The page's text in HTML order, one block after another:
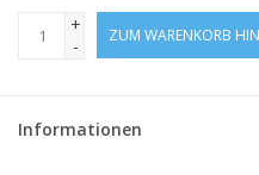
+
-
ZUM WARENKORB
Informationen